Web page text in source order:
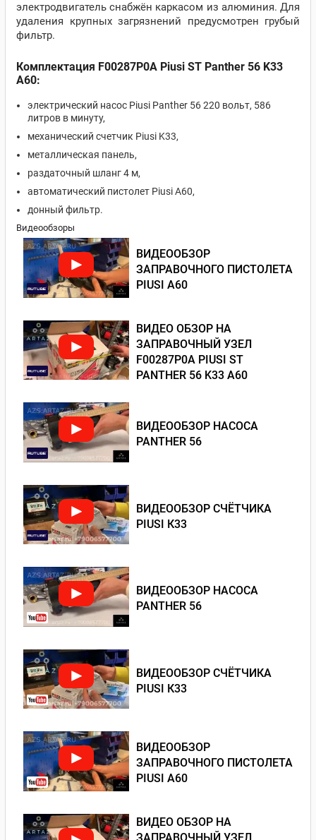
электродвигатель снабжён каркасом из алюминия. Для
удаления крупных загрязнений предусмотрен грубый
фильтр.
Комплектация F00287P0A Piusi ST Panther 56 K33
A60:
электрический насос Piusi Panther 56 220 вольт, 586
литров в минуту,
механический счетчик Piusi K33,
металлическая панель,
раздаточный шланг 4 м,
автоматический пистолет Piusi A60,
донный фильтр.
Видеообзоры
ВИДЕООБЗОР
ЗАПРАВОЧНОГО ПИСТОЛЕТА
PIUSI А60
ВИДЕО ОБЗОР НА
ЗАПРАВОЧНЫЙ УЗЕЛ
F00287P0A PIUSI ST
PANTHER 56 K33 A60
ВИДЕООБЗОР НАСОСА
PANTHER 56
ВИДЕООБЗОР СЧЁТЧИКА
PIUSI К33
ВИДЕООБЗОР НАСОСА
PANTHER 56
ВИДЕООБЗОР СЧЁТЧИКА
PIUSI К33
ВИДЕООБЗОР
ЗАПРАВОЧНОГО ПИСТОЛЕТА
PIUSI А60
ВИДЕО ОБЗОР НА